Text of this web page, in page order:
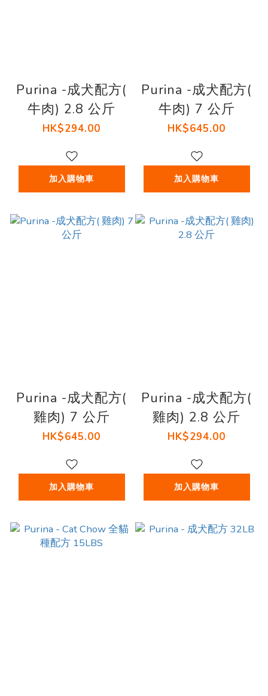
Purina -成犬配方(
牛肉) 2.8 公斤
HK$294.00
加入購物車
Purina -成犬配方(
牛肉) 7 公斤
HK$645.00
加入購物車
Purina -成犬配方(
雞肉) 7 公斤
HK$645.00
加入購物車
Purina -成犬配方(
雞肉) 2.8 公斤
HK$294.00
加入購物車